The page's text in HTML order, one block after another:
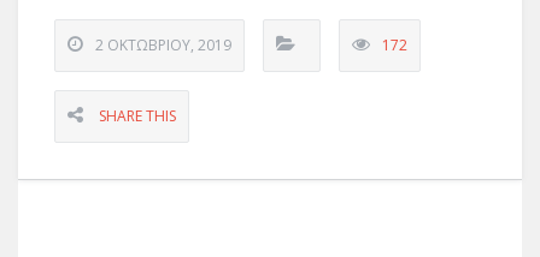
2 ΟΚΤΩΒΡΊΟΥ, 2019 172
SHARE THIS